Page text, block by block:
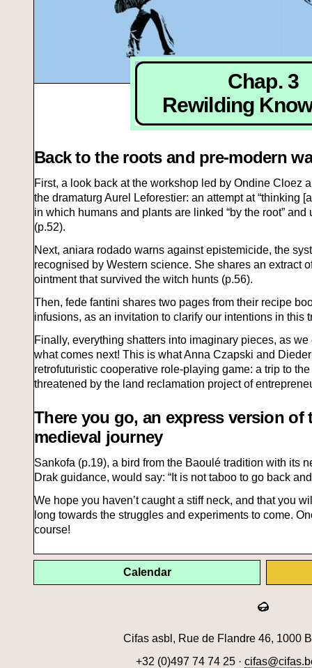
Chap. 3
Rewilding
Back to the roots and pre-modern
First, a look back at the workshop led by Ondine Cloez
the dramaturg Aurel Leforestier: an attempt at “thinking
in which humans and plants are linked “by the root”
(p.52).
Next, aniara rodado warns against epistemicide, the
recognised by Western science. She shares an extract
ointment that survived the witch hunts (p.56).
Then, fede fantini shares two pages from their recipe
infusions, as an invitation to clarify our intentions in this
Finally, everything shatters into imaginary pieces, as
what comes next! This is what Anna Czapski and
retrofuturistic cooperative role-playing game: a trip to
threatened by the land reclamation project of
There you go, an express version
medieval journey
Sankofa (p.19), a bird from the Baoulé tradition with its
Drak guidance, would say: “It is not taboo to go back
We hope you haven’t caught a stiff neck, and that you
long towards the struggles and experiments to come.
course!
Calendar
Cifas asbl, Rue de Flandre 46, 1000
+32 (0)497 74 74 25 ·